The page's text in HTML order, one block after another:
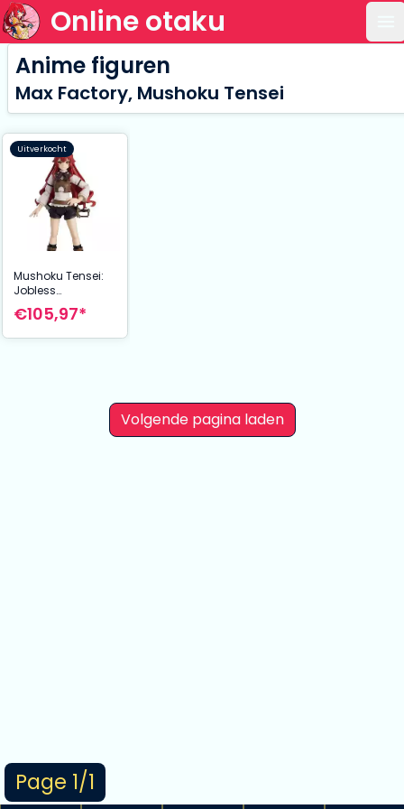
Online otaku
Page 1/1
Anime figuren
Max Factory, Mushoku Tensei
Uitverkocht
Mushoku Tensei:
Jobless
Reincarnation
Figma Action
€105,97*
Volgende pagina laden